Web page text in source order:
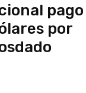
pago
por